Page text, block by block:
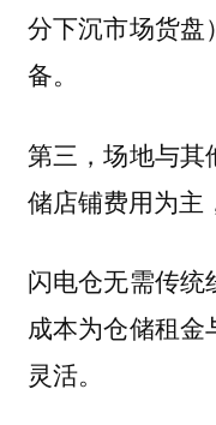
分下沉市场货盘
备。
第三，场地与其
储店铺费用为主
闪电仓无需传
成本为仓储租
灵活。